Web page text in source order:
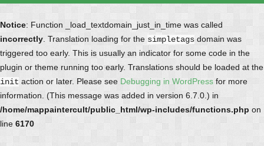
Notice: Function _load_textdomain_just_in_time was called
incorrectly . Translation loading for the simpletags domain was
triggered too early. This is usually an indicator for some code in the
plugin or theme running too early. Translations should be loaded at the
init action or later. Please see Debugging in WordPress for more
information. (This message was added in version 6.7.0.) in
/home/mappaintercult/public_html/wp-includes/functions.php on
line 6170